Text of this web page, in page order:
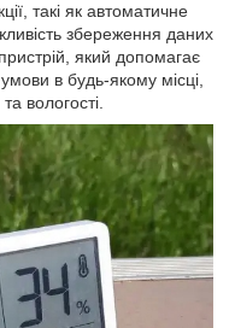
такі як автоматичне
збереження даних
який допомагає
в будь-якому місці,
вологості.